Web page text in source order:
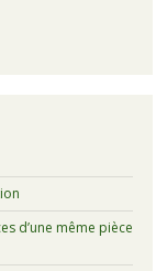
d’une même pièce